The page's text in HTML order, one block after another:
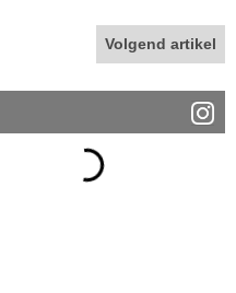
Volgend artikel